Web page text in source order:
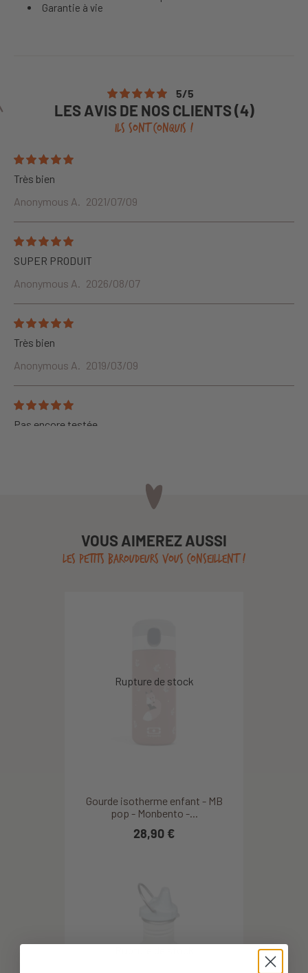
Garantie à vie
5/5
LES AVIS DE NOS CLIENTS (4)
ILS SONT CONQUIS !
Très bien
Anonymous A. 2021/07/09
SUPER PRODUIT
Anonymous A. 2026/08/07
Très bien
Anonymous A. 2019/03/09
Pas encore testée
VOUS AIMEREZ AUSSI
LES PETITS BAROUDEURS VOUS CONSEILLENT !
Gourde isotherme enfant - MB
pop - Monbento -...
28,90 €